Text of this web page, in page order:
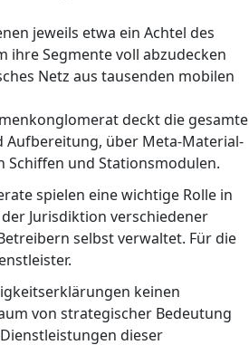
jeweils etwa ein Achtel des
ihre Segmente voll abzudecken
Netz aus tausenden mobilen
deckt die gesamte
über Meta-Material-
und Stationsmodulen.
spielen eine wichtige Rolle in
Jurisdiktion verschiedener
selbst verwaltet. Für die
keinen
von strategischer Bedeutung
dieser